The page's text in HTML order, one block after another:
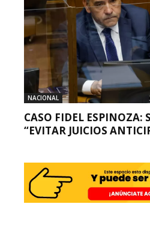
NACIONAL
CASO FIDEL ESPINOZA:
“EVITAR JUICIOS